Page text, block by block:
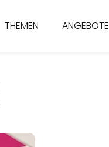
THEMEN ANGEBOTE